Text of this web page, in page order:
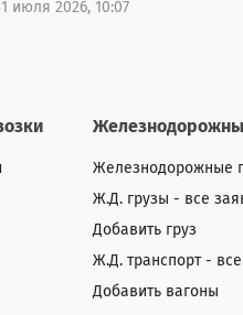
июля 2026, 10:07
Железнодорожные
Ж.Д. грузы - все
Добавить груз
Ж.Д. транспорт -
Добавить вагоны